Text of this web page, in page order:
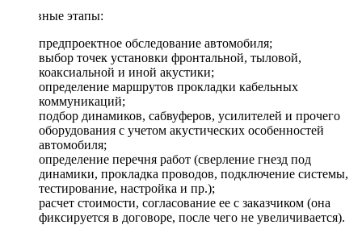
Основные этапы:
предпроектное обследование автомобиля;
выбор точек установки фронтальной, тыловой,
коаксиальной и иной акустики;
определение маршрутов прокладки кабельных
коммуникаций;
подбор динамиков, сабвуферов, усилителей и прочего
оборудования с учетом акустических особенностей
автомобиля;
определение перечня работ (сверление гнезд под
динамики, прокладка проводов, подключение системы,
тестирование, настройка и пр.);
расчет стоимости, согласование ее с заказчиком (она
фиксируется в договоре, после чего не увеличивается).